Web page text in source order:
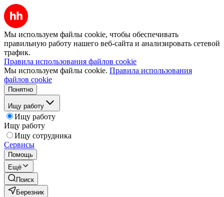
Мы используем файлы cookie, чтобы обеспечивать
правильную работу нашего веб-сайта и анализировать сетевой
трафик.
Правила использования файлов cookie
Мы используем файлы cookie. Правила использования
файлов cookie
Понятно
Ищу работу
Ищу работу
Ищу работу
Ищу сотрудника
Сервисы
Помощь
Ещё
Поиск
Березник